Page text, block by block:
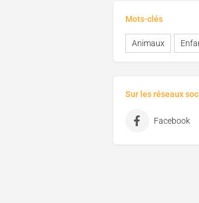
Mots-clés
Animaux
Sur les réseaux
Facebook